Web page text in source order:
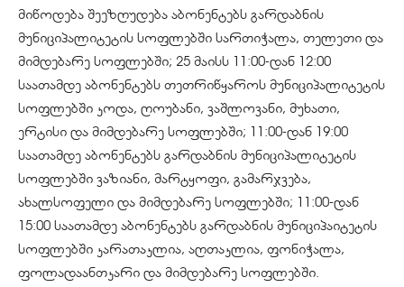
მიწოდება შეეზღუდება აბონენტებს გარდაბნის
მუნიციპალიტეტის სოფლებში სართიჭალა, თელეთი და
მიმდებარე სოფლებში; 25 მაისს 11:00-დან 12:00
საათამდე აბონენტებს თეთრიწყაროს მუნიციპალიტეტის
სოფლებში კოდა, ღოუბანი, ვაშლოვანი, მუხათი,
ერტისი და მიმდებარე სოფლებში; 11:00-დან 19:00
საათამდე აბონენტებს გარდაბნის მუნიციპალიტეტის
სოფლებში ვაზიანი, მარტყოფი, გამარჯვება,
ახალსოფელი და მიმდებარე სოფლებში; 11:00-დან
15:00 საათამდე აბონენტებს გარდაბნის მუნიციპაიტეტის
სოფლებში კარათაკლია, აღთაკლია, ფონიჭალა,
ფოლადაანთკარი და მიმდებარე სოფლებში.